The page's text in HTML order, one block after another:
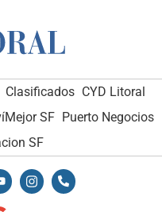
Clasificados CYD Litoral
SF Puerto Negocios
SF